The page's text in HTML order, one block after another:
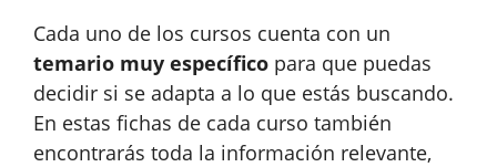
Cada uno de los cursos cuenta con un
temario muy específico para que puedas
decidir si se adapta a lo que estás buscando.
En estas fichas de cada curso también
encontrarás toda la información relevante,